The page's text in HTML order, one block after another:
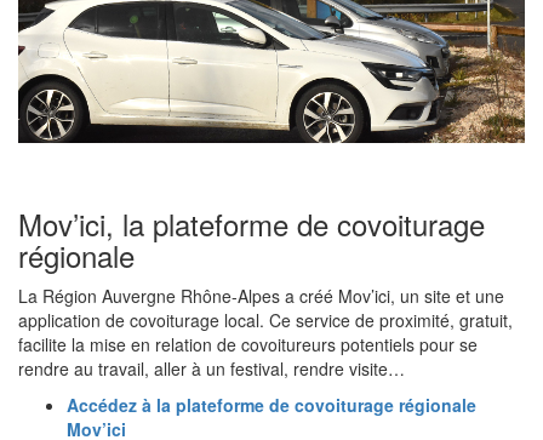
Mov’ici, la plateforme de covoiturage
régionale
La Région Auvergne Rhône-Alpes a créé Mov’ici, un site et une
application de covoiturage local. Ce service de proximité, gratuit,
facilite la mise en relation de covoitureurs potentiels pour se
rendre au travail, aller à un festival, rendre visite…
Accédez à la plateforme de covoiturage régionale
Mov’ici